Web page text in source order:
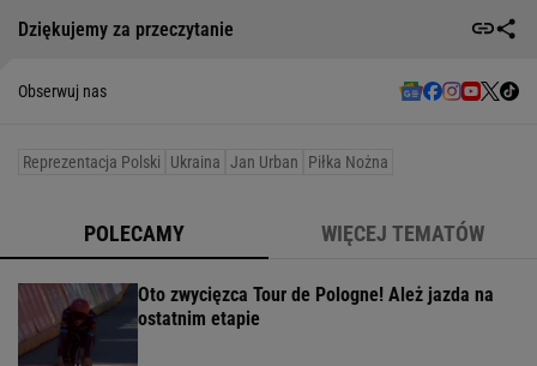
Dziękujemy za przeczytanie
Obserwuj nas
Reprezentacja Polski Ukraina Jan Urban Piłka Nożna
POLECAMY WIĘCEJ TEMATÓW
Oto zwycięzca Tour de Pologne! Ależ jazda na
ostatnim etapie